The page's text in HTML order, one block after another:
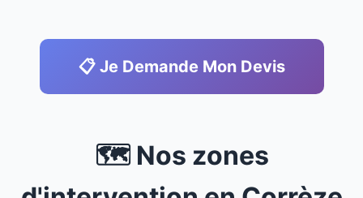
📋 Je Demande Mon Devis
🗺️ Nos zones